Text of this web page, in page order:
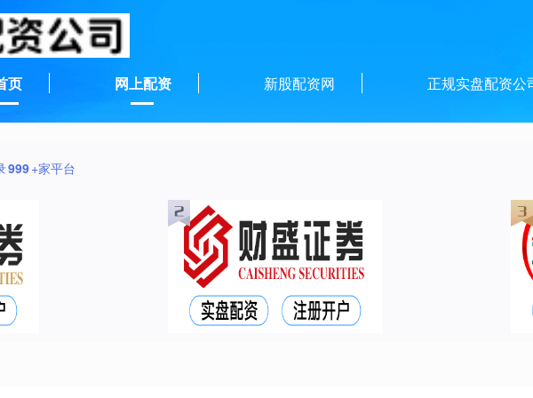
页 网上配资 新股配资网 正规实盘配资公
999+家平台